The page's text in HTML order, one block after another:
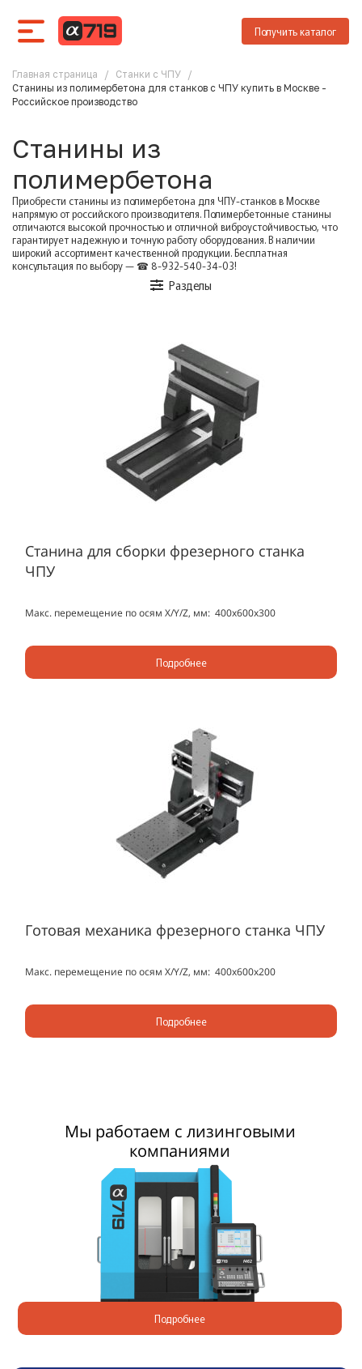
Получить каталог
Главная страница / Станки с ЧПУ /
Станины из полимербетона для станков с ЧПУ купить в Москве -
Российское производство
Станины из
полимербетона
Приобрести станины из полимербетона для ЧПУ-станков в Москве
напрямую от российского производителя. Полимербетонные станины
отличаются высокой прочностью и отличной виброустойчивостью, что
гарантирует надежную и точную работу оборудования. В наличии
широкий ассортимент качественной продукции. Бесплатная
консультация по выбору — ☎ 8-932-540-34-03!
Разделы
Станина для сборки фрезерного станка
ЧПУ
Макс. перемещение по осям X/Y/Z, мм: 400х600х300
Подробнее
Готовая механика фрезерного станка ЧПУ
Макс. перемещение по осям X/Y/Z, мм: 400х600х200
Подробнее
Мы работаем с лизинговыми
компаниями
Подробнее